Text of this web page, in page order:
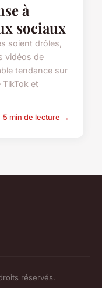
à
sociaux
soient drôles,
vidéos de
tendance sur
et
5 min de lecture →
réservés.